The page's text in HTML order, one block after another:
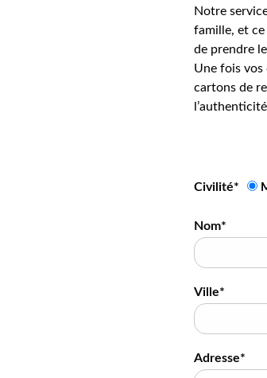
Notre
famille, et
de prendre
Une fois vos
cartons de
Civilité*
Nom*
Ville*
Adresse*